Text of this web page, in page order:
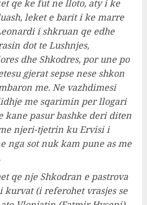
qe ke fut ne lloto, aty i ke
leket e barit i ke marre
i shkruan qe edhe
dot te Lushnjes,
dhe Shkodres, por une po
gjerat sepse nese shkon
me. Ne vazhdimesi
me sqarimin per llogari
kane pasur bashke deri diten
njeri-tjetrin ku Ervisi i
nga sot nuk kam pune as me
qe nje Shkodran e pastrova
kurvat (i referohet vrasjes se